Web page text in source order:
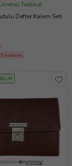
Teslimat
Defter Kalem Seti
İndirim